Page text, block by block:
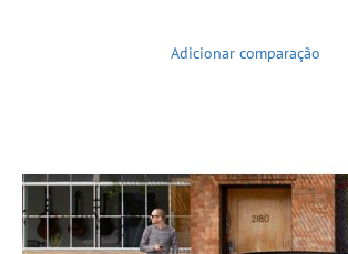
Adicionar comparação